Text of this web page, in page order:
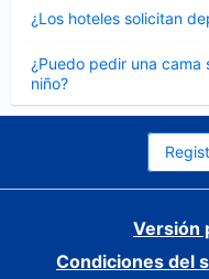
¿Los hoteles solicitan
cerrado
¿Puedo pedir una
niño?
cerrado
Versión
Condiciones del